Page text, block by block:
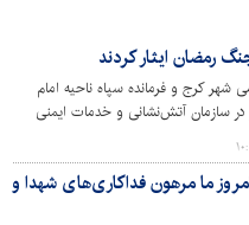
رمضان ایثار کردند
شهر کرج و فرمانده سپاه ناحیه امام
سازمان آتش‌نشانی و خدمات ایمنی
ایثار و خدمات آتش‌نشانان و
در دوران جنگ رمضان تقدیر کردند.
ما مرهون فداکاری‌های شهدا و